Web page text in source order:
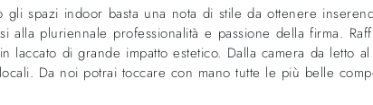
gli spazi indoor basta una nota di stile da ottenere
alla pluriennale professionalità e passione della firma.
laccato di grande impatto estetico. Dalla camera da letto
Da noi potrai toccare con mano tutte le più belle